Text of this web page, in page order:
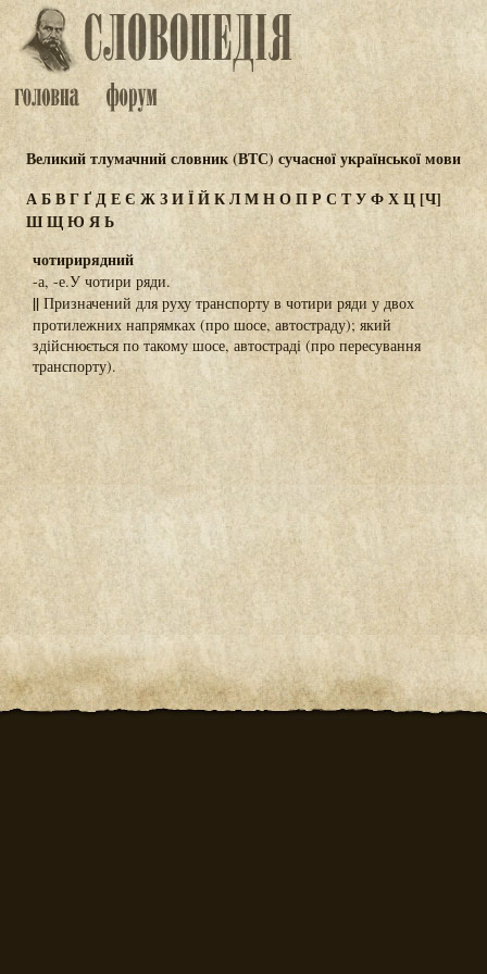
Великий тлумачний словник (ВТС) сучасної української мови
АБВГҐДЕЄ ЖЗИЇЙКЛМНОПРС ТУФХЦ [Ч]
ШЩЮЯЬ
чотирирядний
-а, -е.У чотири ряди.
|| Призначений для руху транспорту в чотири ряди у двох
протилежних напрямках (про шосе, автостраду); який
здійснюється по такому шосе, автостраді (про пересування
транспорту).